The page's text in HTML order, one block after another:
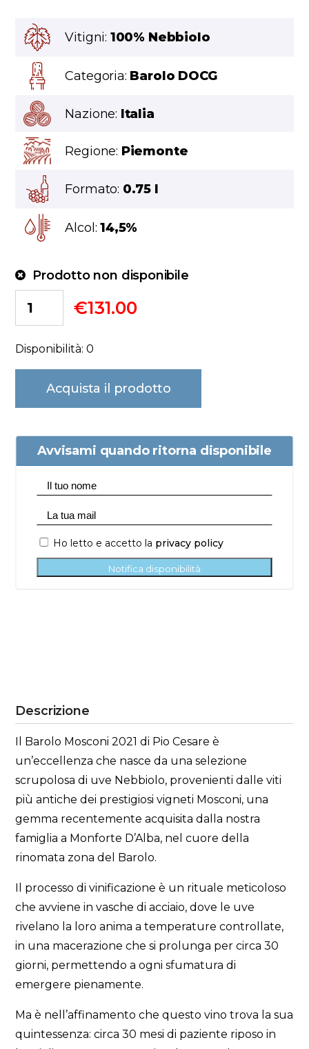
Vitigni: 100% Nebbiolo
Categoria: Barolo DOCG
Nazione: Italia
Regione: Piemonte
Formato: 0.75 l
Alcol:14,5%
Prodotto non disponibile
€131.00
Disponibilità: 0
Acquista il prodotto
Avvisami quando ritorna disponibile
Ho letto e accetto la privacy policy
Notifica disponibilità
Descrizione
Il Barolo Mosconi 2021 di Pio Cesare è
un’eccellenza che nasce da una selezione
scrupolosa di uve Nebbiolo, provenienti dalle viti
più antiche dei prestigiosi vigneti Mosconi, una
gemma recentemente acquisita dalla nostra
famiglia a Monforte D’Alba, nel cuore della
rinomata zona del Barolo.
Il processo di vinificazione è un rituale meticoloso
che avviene in vasche di acciaio, dove le uve
rivelano la loro anima a temperature controllate,
in una macerazione che si prolunga per circa 30
giorni, permettendo a ogni sfumatura di
emergere pienamente.
Ma è nell’affinamento che questo vino trova la sua
quintessenza: circa 30 mesi di paziente riposo in